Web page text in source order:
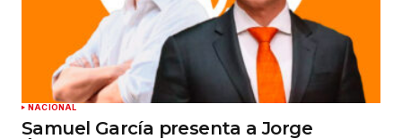
NACIONAL
Samuel García presenta a Jorge